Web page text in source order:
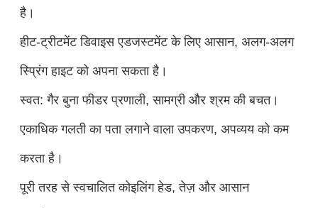
है।
हीट-ट्रीटमेंट डिवाइस एडजस्टमेंट के लिए आसान, अलग-अलग
स्प्रिंग हाइट को अपना सकता है।
स्वत: गैर बुना फीडर प्रणाली, सामग्री और श्रम की बचत।
एकाधिक गलती का पता लगाने वाला उपकरण, अपव्यय को कम
करता है।
पूरी तरह से स्वचालित कोइलिंग हेड, तेज़ और आसान